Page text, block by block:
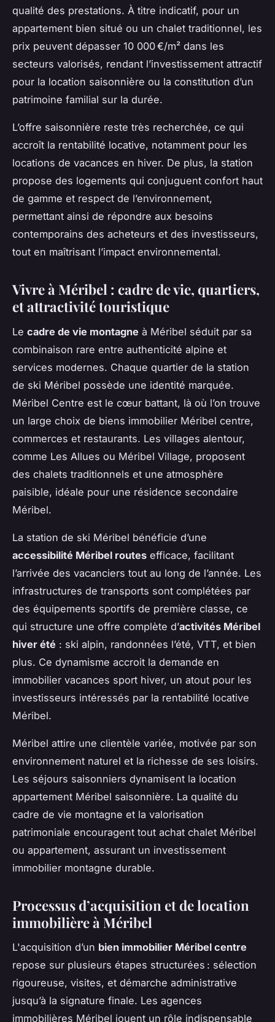
qualité des prestations. À titre indicatif, pour un
appartement bien situé ou un chalet traditionnel, les
prix peuvent dépasser 10 000 €/m² dans les
secteurs valorisés, rendant l’investissement attractif
pour la location saisonnière ou la constitution d’un
patrimoine familial sur la durée.
L’offre saisonnière reste très recherchée, ce qui
accroît la rentabilité locative, notamment pour les
locations de vacances en hiver. De plus, la station
propose des logements qui conjuguent confort haut
de gamme et respect de l’environnement,
permettant ainsi de répondre aux besoins
contemporains des acheteurs et des investisseurs,
tout en maîtrisant l’impact environnemental.
Vivre à Méribel : cadre de vie, quartiers,
et attractivité touristique
Le cadre de vie montagne à Méribel séduit par sa
combinaison rare entre authenticité alpine et
services modernes. Chaque quartier de la station
de ski Méribel possède une identité marquée.
Méribel Centre est le cœur battant, là où l’on trouve
un large choix de biens immobilier Méribel centre,
commerces et restaurants. Les villages alentour,
comme Les Allues ou Méribel Village, proposent
des chalets traditionnels et une atmosphère
paisible, idéale pour une résidence secondaire
Méribel.
La station de ski Méribel bénéficie d’une
accessibilité Méribel routes efficace, facilitant
l’arrivée des vacanciers tout au long de l’année. Les
infrastructures de transports sont complétées par
des équipements sportifs de première classe, ce
qui structure une offre complète d’activités Méribel
hiver été : ski alpin, randonnées l’été, VTT, et bien
plus. Ce dynamisme accroit la demande en
immobilier vacances sport hiver, un atout pour les
investisseurs intéressés par la rentabilité locative
Méribel.
Méribel attire une clientèle variée, motivée par son
environnement naturel et la richesse de ses loisirs.
Les séjours saisonniers dynamisent la location
appartement Méribel saisonnière. La qualité du
cadre de vie montagne et la valorisation
patrimoniale encouragent tout achat chalet Méribel
ou appartement, assurant un investissement
immobilier montagne durable.
Processus d’acquisition et de location
immobilière à Méribel
L'acquisition d’un bien immobilier Méribel centre
repose sur plusieurs étapes structurées : sélection
rigoureuse, visites, et démarche administrative
jusqu’à la signature finale. Les agences
immobilières Méribel jouent un rôle indispensable